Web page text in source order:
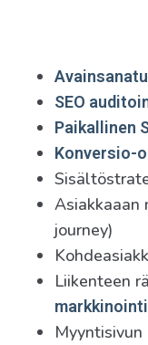
SEO
Paikallinen
Konversio-
Asiakkaaan
journey)
Liikenteen